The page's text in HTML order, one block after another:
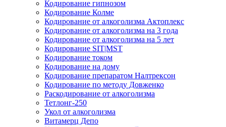
Кодирование гипнозом
Кодирование Колме
Кодирование от алкоголизма Актоплекс
Кодирование от алкоголизма на 3 года
Кодирование от алкоголизма на 5 лет
Кодирование SIT|MST
Кодирование током
Кодирование на дому
Кодирование препаратом Налтрексон
Кодирование по методу Довженко
Раскодирование от алкоголизма
Тетлонг-250
Укол от алкоголизма
Витамерц Депо